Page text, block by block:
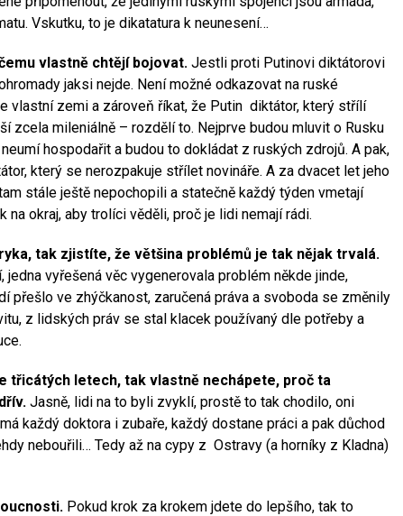
Vskutku, to je dikatatura k neunesení…
vlastně chtějí bojovat.Jestli proti Putinovi diktátorovi
jaksi nejde. Není možné odkazovat na ruské
vlastní zemi a zároveň říkat, že Putin diktátor, který střílí
zcela mileniálně – rozdělí to. Nejprve budou mluvit o Rusku
hospodařit a budou to dokládat z ruských zdrojů. A pak,
který se nerozpakuje střílet novináře. A za dvacet let jeho
stále ještě nepochopili a statečně každý týden vmetají
na okraj, aby trolíci věděli, proč je lidi nemají rádi.
tak zjistíte, že většina problémů je tak nějak trvalá.
vyřešená věc vygenerovala problém někde jinde,
přešlo ve zhýčkanost, zaručená práva a svoboda se změnily
z lidských práv se stal klacek používaný dle potřeby a
třicátých letech, tak vlastně nechápete, proč ta
Jasně, lidi na to byli zvyklí, prostě to tak chodilo, oni
každý doktora i zubaře, každý dostane práci a pak důchod
nebouřili… Tedy až na cypy z Ostravy (a horníky z Kladna)
Pokud krok za krokem jdete do lepšího, tak to